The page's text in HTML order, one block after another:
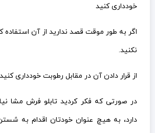
خودداری کنید
اگر به طور موقت قصد ندارید از آن استفاده
نکنید.
از قرار دادن آن در مقابل رطوبت خودداری کنید
در صورتی که فکر کردید تابلو فرش مشا
دارد، به هیچ عنوان خودتان اقدام به